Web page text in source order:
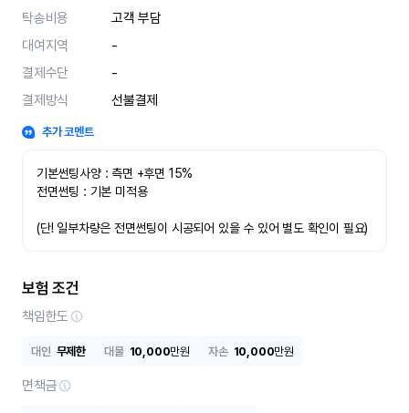
탁송비용
고객 부담
대여지역
-
결제수단
-
결제방식
선불결제
추가 코멘트
기본썬팅사양 : 측면 +후면 15%
전면썬팅 : 기본 미적용
(단! 일부차량은 전면썬팅이 시공되어 있을 수 있어 별도 확인이 필요)
보험 조건
책임한도
대인 무제한 대물 10,000만원 자손 10,000만원
면책금